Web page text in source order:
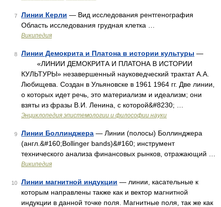
7 Линии Керли — Вид исследования рентгенография
Область исследования грудная клетка …
Википедия
8 Линии Демокрита и Платона в истории культуры —
«ЛИНИИ ДЕМОКРИТА И ПЛАТОНА В ИСТОРИИ
КУЛЬТУРЫ» незавершенный науковедческий трактат А.А.
Любищева. Создан в Ульяновске в 1961 1964 гг. Две линии,
о которых идет речь, это материализм и идеализм; они
взяты из фразы В.И. Ленина, с которой&#8230; …
Энциклопедия эпистемологии и философии науки
9 Линии Боллинджера — Линии (полосы) Боллинджера
(англ.&#160;Bollinger bands)&#160; инструмент
технического анализа финансовых рынков, отражающий …
Википедия
10 Линии магнитной индукции — линии, касательные к
которым направлены также как и вектор магнитной
индукции в данной точке поля. Магнитные поля, так же как